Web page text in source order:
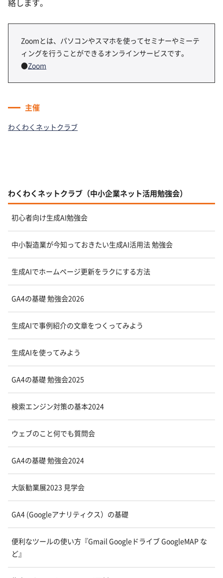
絡します。
Zoomとは、パソコンやスマホを使ってセミナーやミーテ
ィングを行うことができるオンラインサービスです。
●Zoom
主催
わくわくネットクラブ
わくわくネットクラブ（中小企業ネット活用勉強会）
初心者向け生成AI勉強会
中小製造業が今知っておきたい生成AI活用法 勉強会
生成AIでホームページ更新をラクにする方法
GA4の基礎 勉強会2026
生成AIで事例紹介の文章をつくってみよう
生成AIを使ってみよう
GA4の基礎 勉強会2025
検索エンジン対策の基本2024
ウェブのこと何でも質問会
GA4の基礎 勉強会2024
大阪勧業展2023 見学会
GA4 (Googleアナリティクス）の基礎
便利なツールの使い方『Gmail Googleドライブ GoogleMAP な
ど』